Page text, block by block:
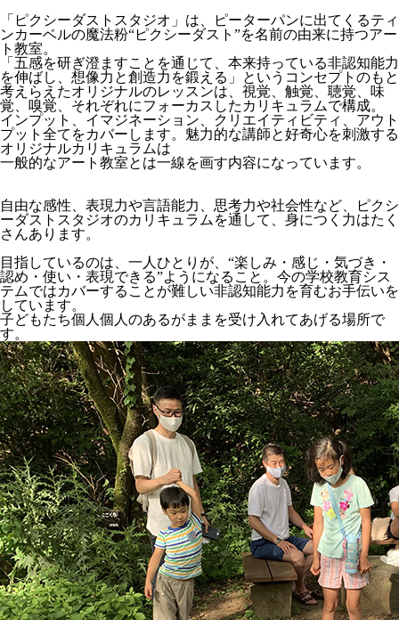
「ピクシーダストスタジオ」は、ピーターパンに出てくるティ
ンカーベルの魔法粉“ピクシーダスト”を名前の由来に持つアー
ト教室。
「五感を研ぎ澄ますことを通じて、本来持っている非認知能力
を伸ばし、想像力と創造力を鍛える」というコンセプトのもと
考えらえたオリジナルのレッスンは、視覚、触覚、聴覚、味
覚、嗅覚、それぞれにフォーカスしたカリキュラムで構成。
インプット、イマジネーション、クリエイティビティ、アウト
プット全てをカバーします。魅力的な講師と好奇心を刺激する
オリジナルカリキュラムは
一般的なアート教室とは一線を画す内容になっています。
自由な感性、表現力や言語能力、思考力や社会性など、ピクシ
ーダストスタジオのカリキュラムを通して、身につく力はたく
さんあります。
目指しているのは、一人ひとりが、“楽しみ・感じ・気づき・
認め・使い・表現できる”ようになること。今の学校教育シス
テムではカバーすることが難しい非認知能力を育むお手伝いを
しています。
子どもたち個人個人のあるがままを受け入れてあげる場所で
す。